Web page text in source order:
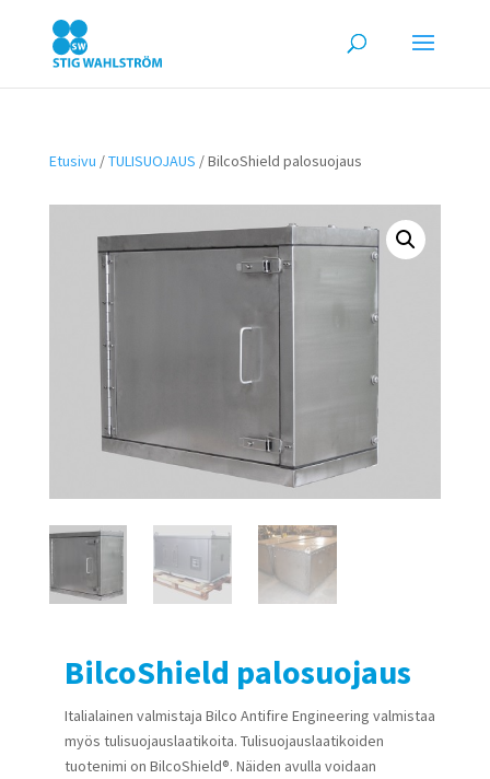
Etusivu /TULISUOJAUS / BilcoShield palosuojaus
BilcoShield palosuojaus
Italialainen valmistaja Bilco Antifire Engineering valmistaa
myös tulisuojauslaatikoita. Tulisuojauslaatikoiden
tuotenimi on BilcoShield®. Näiden avulla voidaan